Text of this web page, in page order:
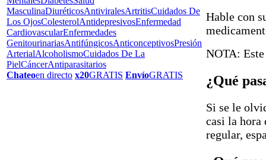
MasculinaDiuréticosAntiviralesArtritisCuidados De
Los OjosColesterolAntidepresivosEnfermedad
CardiovascularEnfermedades
GenitourinariasAntifúngicosAnticonceptivosPresión
ArterialAlcoholismoCuidados De La
PielCáncerAntiparasitarios
Chateoen directo x20GRATIS EnvíoGRATIS
Hable con
NOTA:
¿Qué
Si se le
casi la hora
regular,